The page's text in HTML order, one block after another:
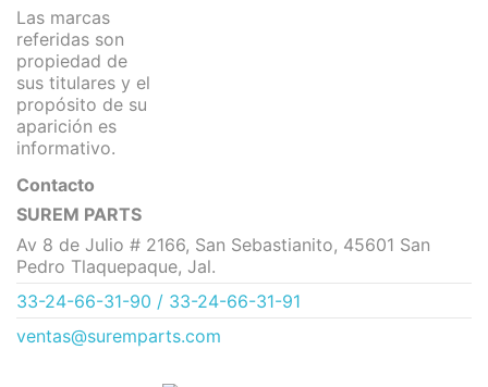
Las marcas
referidas son
propiedad de
sus titulares y el
propósito de su
aparición es
informativo.
Contacto
SUREM PARTS
Av 8 de Julio # 2166, San Sebastianito, 45601 San
Pedro Tlaquepaque, Jal.
33-24-66-31-90 / 33-24-66-31-91
ventas@suremparts.com